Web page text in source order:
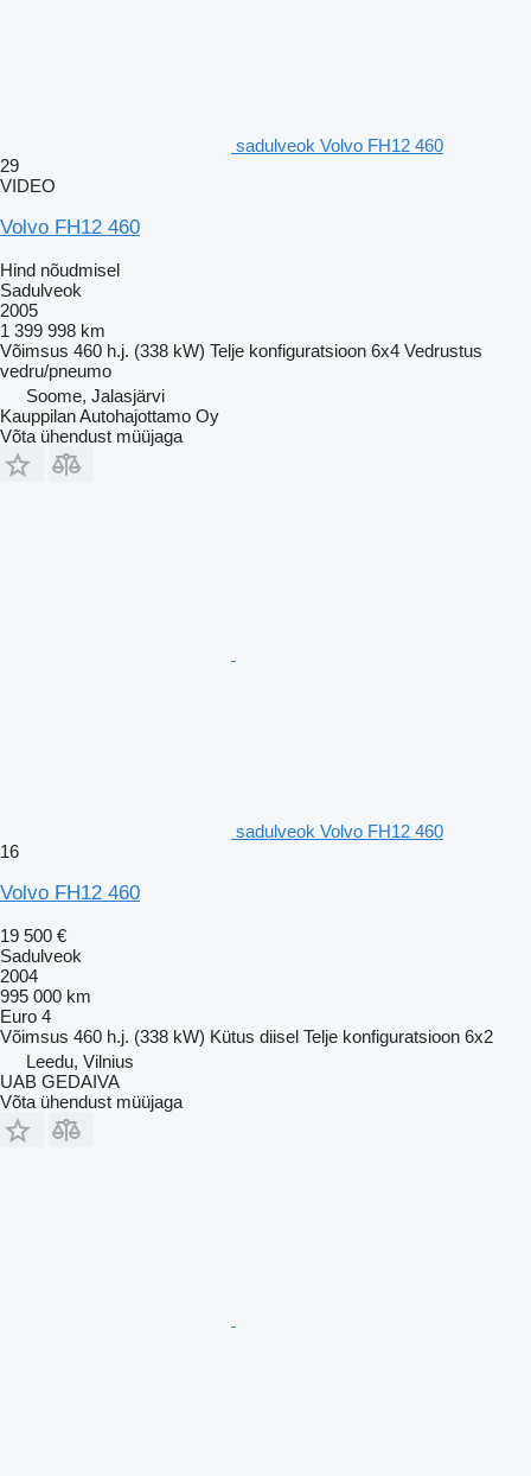
sadulveok Volvo FH12 460
29
VIDEO
Volvo FH12 460
Hind nõudmisel
Sadulveok
2005
1 399 998 km
Võimsus 460 h.j. (338 kW) Telje konfiguratsioon 6x4 Vedrustus
vedru/pneumo
Soome, Jalasjärvi
Kauppilan Autohajottamo Oy
Võta ühendust müüjaga
sadulveok Volvo FH12 460
16
Volvo FH12 460
19 500 €
Sadulveok
2004
995 000 km
Euro 4
Võimsus 460 h.j. (338 kW) Kütus diisel Telje konfiguratsioon 6x2
Leedu, Vilnius
UAB GEDAIVA
Võta ühendust müüjaga